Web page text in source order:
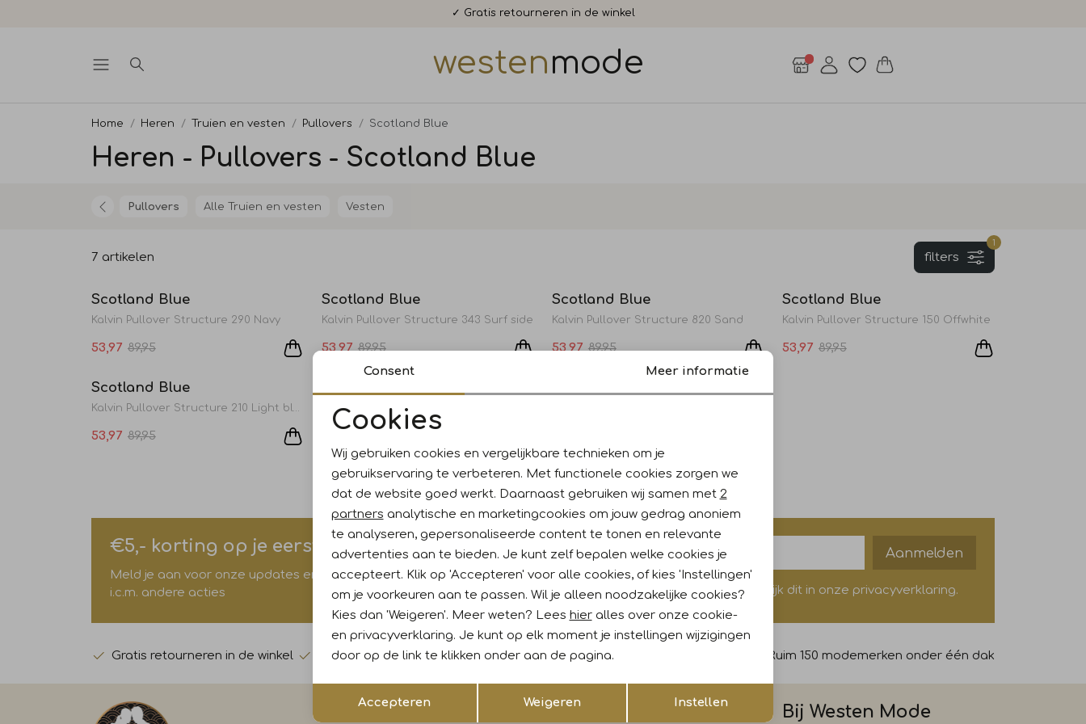
✓ Gratis retourneren in de winkel
westenmode
Home Heren Truien en vesten Pullovers Scotland Blue
Heren - Pullovers - Scotland Blue
Alle Truien en vesten
Pullovers Vesten
7 artikelen
1
filters
Scotland Blue
Kalvin Pullover Structure 290 Navy
53,97 89,95
Scotland Blue
Kalvin Pullover Structure 343 Surf side
53,97 89,95
Scotland Blue
Kalvin Pullover Structure 820 Sand
53,97 89,95
Scotland Blue
Kalvin Pullover Structure 150 Offwhite
53,97 89,95
Sale
Scotland Blue
Kalvin Pullover Structure 210 Light blue
53,97 89,95
€5,- korting op je eerste aankoop?
Meld je aan voor onze updates en ontvang gelijk €5,- korting!* Niet
i.c.m. andere acties
Aanmelden
Hoe wij met jouw data omgaan? Bekijk dit in onze privacyverklaring.
Gratis retourneren in de winkel Voor 15:00 uur besteld, morgen in huis Gratis verzending vanaf €69,- Ruim 150 modemerken onder één dak
Klantenservice Contact Bij Westen Mode
Noodzakelijke cookies
Analytische cookies Marketing cookies
Opslaan
Consent Meer informatie
Cookies
Wij gebruiken cookies en vergelijkbare technieken om je
gebruikservaring te verbeteren. Met functionele cookies zorgen we
dat de website goed werkt. Daarnaast gebruiken wij samen met 2
partners analytische en marketingcookies om jouw gedrag anoniem
te analyseren, gepersonaliseerde content te tonen en relevante
advertenties aan te bieden. Je kunt zelf bepalen welke cookies je
accepteert. Klik op 'Accepteren' voor alle cookies, of kies 'Instellingen'
om je voorkeuren aan te passen. Wil je alleen noodzakelijke cookies?
Kies dan 'Weigeren'. Meer weten? Lees hieralles over onze cookie-
en privacyverklaring. Je kunt op elk moment je instellingen wijzigingen
door op de link te klikken onder aan de pagina.
Accepteren Weigeren Instellen